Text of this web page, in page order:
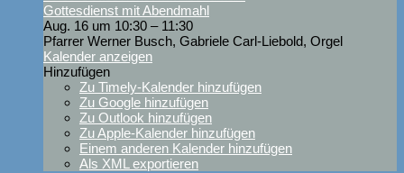
Gottesdienst mit Abendmahl
Aug. 16 um 10:30 – 11:30
Pfarrer Werner Busch, Gabriele Carl-Liebold, Orgel
Kalender anzeigen
Hinzufügen
Zu Timely-Kalender hinzufügen
Zu Google hinzufügen
Zu Outlook hinzufügen
Zu Apple-Kalender hinzufügen
Einem anderen Kalender hinzufügen
Als XML exportieren